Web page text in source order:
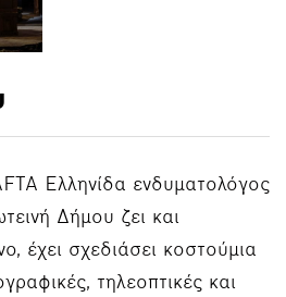
Ελληνίδα ενδυματολόγος
Δήμου ζει και
έχει σχεδιάσει κοστούμια
τηλεοπτικές και